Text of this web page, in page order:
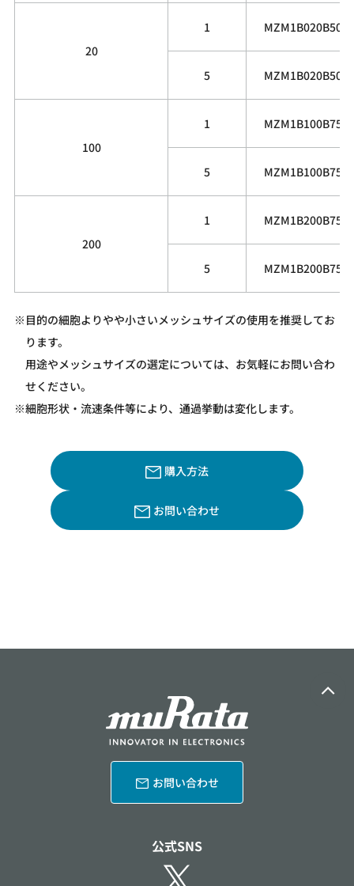
20
1
5
100
1
5
200
1
5
※目的の細胞よりやや小さいメッシュサイズの使用を推奨してお
ります。
用途やメッシュサイズの選定については、お気軽にお問い合わ
せください。
※細胞形状・流速条件等により、通過挙動は変化します。
購入方法
お問い合わせ
お問い合わせ
公式SNS